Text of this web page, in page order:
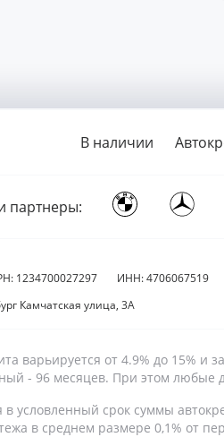
В наличии
партнеры:
1234700027297 ИНН: 4706067519
Камчатская улица, 3А
варьируется от 4.9% до 15%
- 96 месяцев. При этом любые
условленный срок суммы
в среднем размере 0,1% от